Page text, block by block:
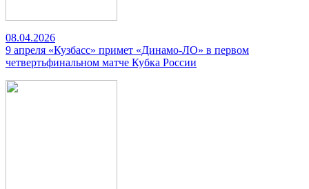
08.04.2026
9 апреля «Кузбасс» примет «Динамо-ЛО» в первом
четвертьфинальном матче Кубка России